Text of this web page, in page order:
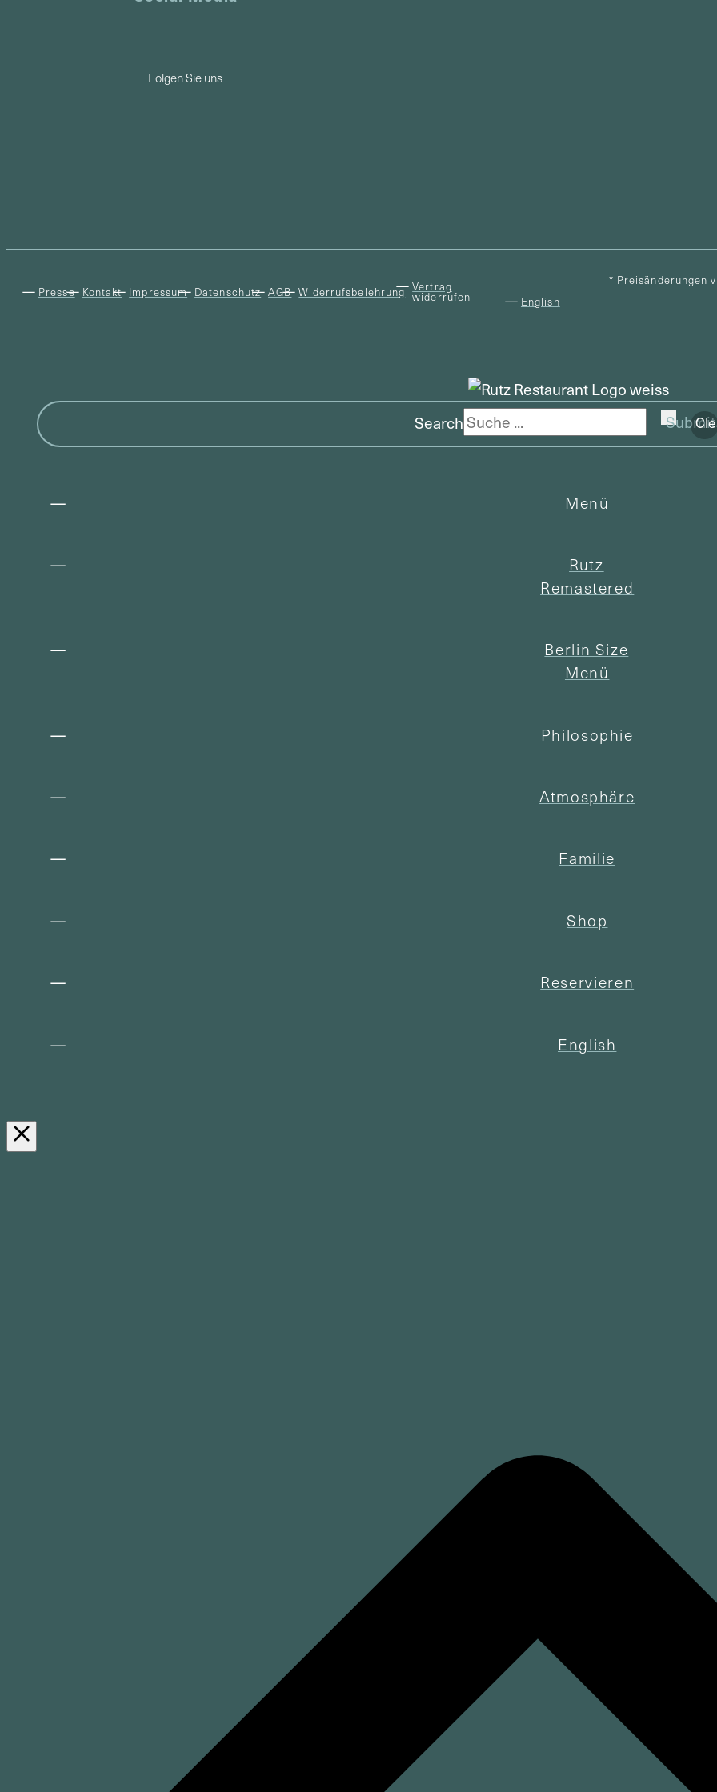
Folgen Sie uns
Presse Kontakt Impressum Datenschutz AGB Widerrufsbelehrung Vertrag
widerrufen English
* Preisänderungen
Search Submit
Menü
Rutz
Remastered
Berlin Size
Menü
Philosophie
Atmosphäre
Familie
Shop
Reservieren
English